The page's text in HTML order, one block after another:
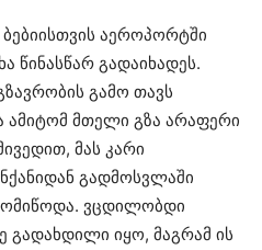
აეროპორტში
წინასწარ გადაიხადეს.
გამო თავს
მთელი გზა არაფერი
მას კარი
გადმოსვლაში
ვცდილობდი
გადახდილი იყო, მაგრამ ის